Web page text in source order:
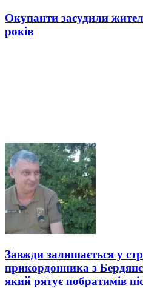
Окупанти засудили
років
Завжди залишається у
прикордонника з
який рятує побратимів